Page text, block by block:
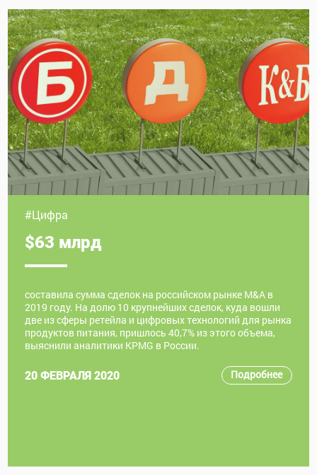
#Цифра
$63 млрд
составила сумма сделок на российском рынке M&A в
2019 году. На долю 10 крупнейших сделок, куда вошли
две из сферы ретейла и цифровых технологий для рынка
продуктов питания, пришлось 40,7% из этого объема,
выяснили аналитики KPMG в России.
20 ФЕВРАЛЯ 2020 Подробнее